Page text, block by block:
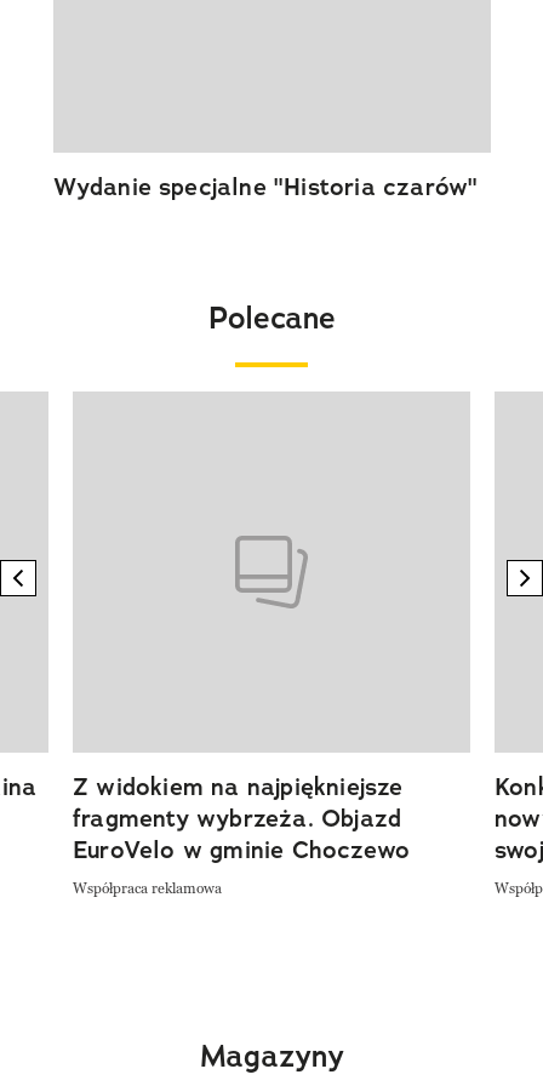
Wydanie specjalne "Historia czarów"
Polecane
previous element
Z widokiem na najpiękniejsze
fragmenty wybrzeża. Objazd
EuroVelo w gminie Choczewo
Współpraca reklamowa
Magazyny